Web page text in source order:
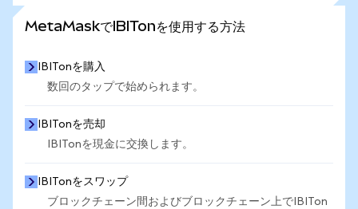
MetaMaskでIBITonを使用する方法
IBITonを購入
数回のタップで始められます。
IBITonを売却
IBITonを現金に交換します。
IBITonをスワップ
ブロックチェーン間およびブロックチェーン上でIBITon